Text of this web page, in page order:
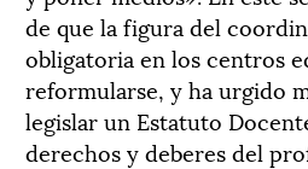
de que la figura del
obligatoria en los centros
reformularse, y ha urgido
legislar un Estatuto
derechos y deberes del